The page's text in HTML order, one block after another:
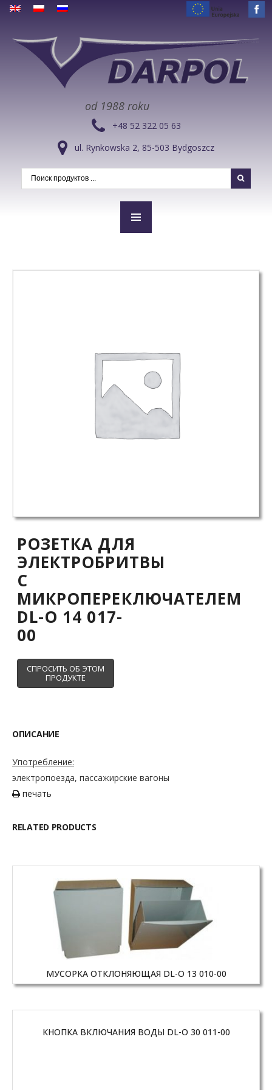
od 1988 roku
+48 52 322 05 63
ul. Rynkowska 2, 85-503 Bydgoszcz
РОЗЕТКА ДЛЯ
ЭЛЕКТРОБРИТВЫ
С
МИКРОПЕРЕКЛЮЧАТЕЛЕМ
DL-O 14 017-
00
ОПИСАНИЕ
Употребление:
электропоезда, пассажирские вагоны
печать
RELATED PRODUCTS
МУСОРКА ОТКЛОНЯЮЩАЯ DL-O 13 010-00
КНОПКА ВКЛЮЧАНИЯ ВОДЫ DL-O 30 011-00